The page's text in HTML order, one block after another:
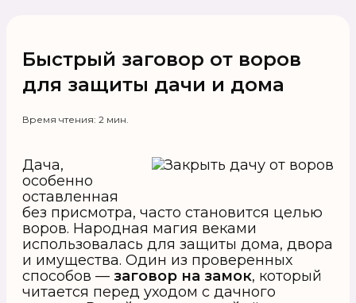
Быстрый заговор от воров
для защиты дачи и дома
Время чтения: 2 мин.
Дача,
особенно
оставленная
без присмотра, часто становится целью
воров. Народная магия веками
использовалась для защиты дома, двора
и имущества. Один из проверенных
способов — заговор на замок, который
читается перед уходом с дачного